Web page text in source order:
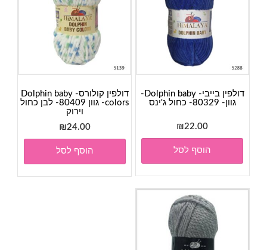
דולפין קולורס- Dolphin baby
colors- גוון 80409- לבן כחול
וירוק
₪24.00
הוסף לסל
דולפין בייבי- Dolphin baby-
גוון- 80329- כחול ג'ינס
₪22.00
הוסף לסל